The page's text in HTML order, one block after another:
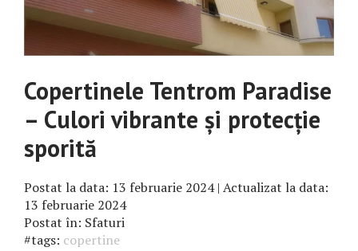
Copertinele Tentrom Paradise
– Culori vibrante și protecție
sporită
Postat la data: 13 februarie 2024| Actualizat la data:
13 februarie 2024
Postat în: Sfaturi
#tags: copertine